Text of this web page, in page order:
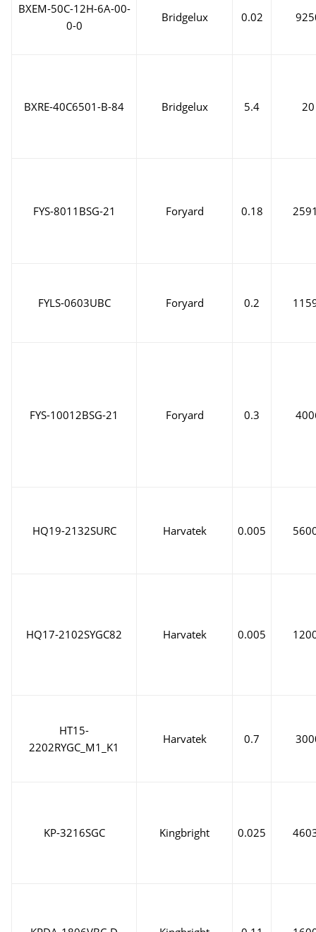
BXEM-50C-12H-6A-00-
0-0
Bridgelux 0.02
BXRE-40C6501-B-84 Bridgelux 5.4 20
FYS-8011BSG-21 Foryard 0.18
FYLS-0603UBC Foryard 0.2
FYS-10012BSG-21 Foryard 0.3
HQ19-2132SURC Harvatek 0.005
HQ17-2102SYGC82 Harvatek 0.005
HT15-
2202RYGC_M1_K1
Harvatek 0.7
KP-3216SGC Kingbright 0.025